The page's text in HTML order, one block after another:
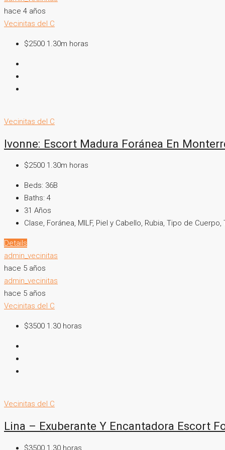
hace 4 años
Vecinitas del C
$2500 1.30m horas
Vecinitas del C
Ivonne: Escort Madura Foránea En
$2500 1.30m horas
Beds: 36B
Baths: 4
31 Años
Clase, Foránea, MILF, Piel y Cabello, Rubia, Tipo de
Details
admin_vecinitas
hace 5 años
admin_vecinitas
hace 5 años
Vecinitas del C
$3500 1.30 horas
Vecinitas del C
Lina – Exuberante Y Encantadora Escort
$3500 1.30 horas